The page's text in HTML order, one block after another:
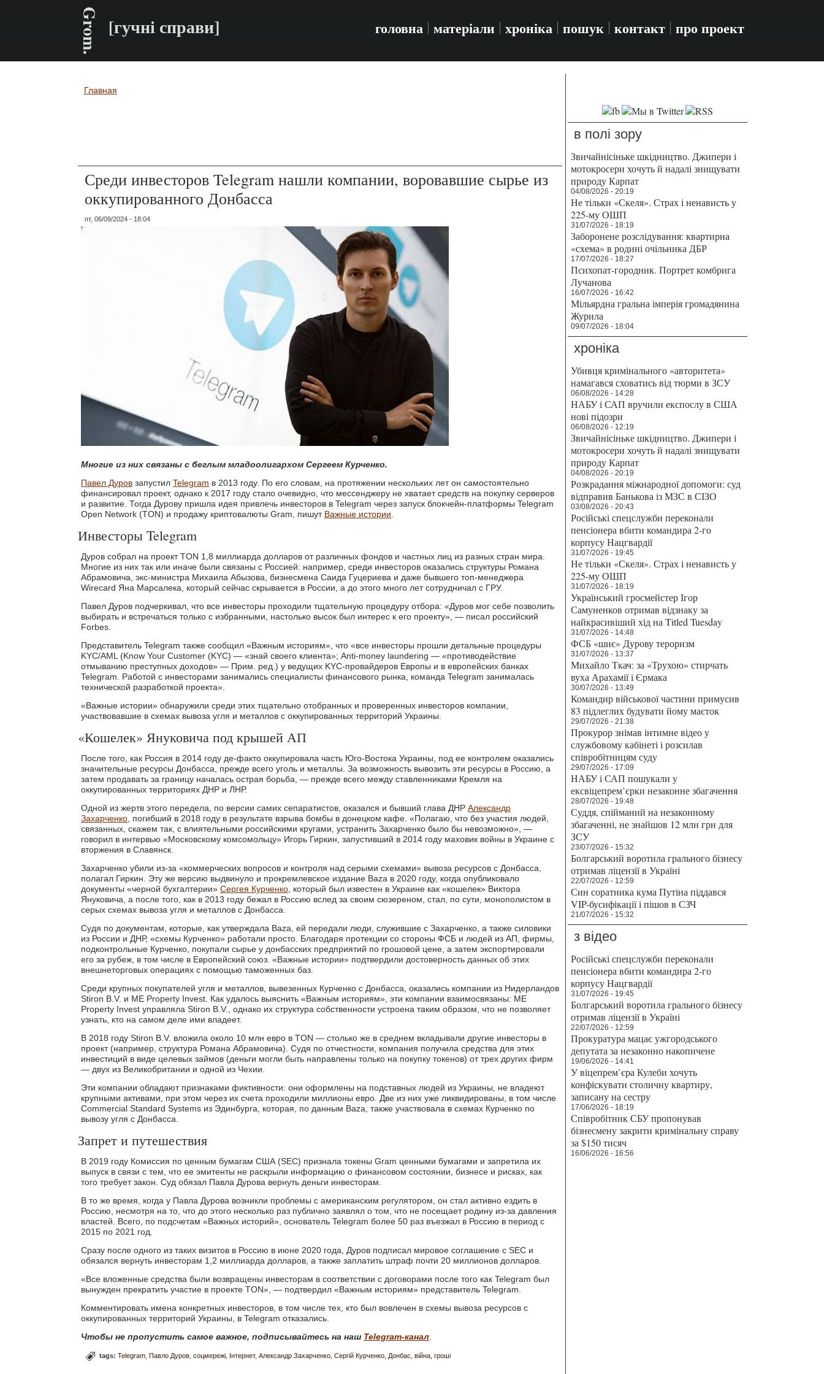
Grom. [гучні справи] головна матеріали хроніка пошук контакт про проект
Вы здесь
Главная
Среди инвесторов Telegram нашли компании, воровавшие сырье из
оккупированного Донбасса
пт, 06/09/2024 - 18:04
Многие из них связаны с беглым младоолигархом Сергеем Курченко.
Павел Дуров запустил Telegram в 2013 году. По его словам, на протяжении нескольких лет он самостоятельно
финансировал проект, однако к 2017 году стало очевидно, что мессенджеру не хватает средств на покупку серверов
и развитие. Тогда Дурову пришла идея привлечь инвесторов в Telegram через запуск блокчейн-платформы Telegram
Open Network (TON) и продажу криптовалюты Gram, пишут Важные истории
Инвесторы Telegram
Дуров собрал на проект TON 1,8 миллиарда долларов от различных фондов и частных лиц из разных стран мира.
Многие из них так или иначе были связаны с Россией: например, среди инвесторов оказались структуры Романа
Абрамовича, экс-министра Михаила Абызова, бизнесмена Саида Гуцериева и даже бывшего топ-менеджера
Wirecard Яна Марсалека, который сейчас скрывается в России, а до этого много лет сотрудничал с ГРУ.
Павел Дуров подчеркивал, что все инвесторы проходили тщательную процедуру отбора: «Дуров мог себе позволить
выбирать и встречаться только с избранными, настолько высок был интерес к его проекту», — писал российский
Forbes.
Представитель Telegram также сообщил «Важным историям», что «все инвесторы прошли детальные процедуры
KYC/AML (Know Your Customer (KYC) — «знай своего клиента»; Anti-money laundering — «противодействие
отмыванию преступных доходов» — Прим. ред.) у ведущих KYC-провайдеров Европы и в европейских банках
Telegram. Работой с инвесторами занимались специалисты финансового рынка, команда Telegram занималась
технической разработкой проекта».
«Важные истории» обнаружили среди этих тщательно отобранных и проверенных инвесторов компании,
участвовавшие в схемах вывоза угля и металлов с оккупированных территорий Украины.
«Кошелек» Януковича под крышей АП
После того, как Россия в 2014 году де-факто оккупировала часть Юго-Востока Украины, под ее контролем оказались
значительные ресурсы Донбасса, прежде всего уголь и металлы. За возможность вывозить эти ресурсы в Россию, а
затем продавать за границу началась острая борьба, — прежде всего между ставленниками Кремля на
оккупированных территориях ДНР и ЛНР.
Одной из жертв этого передела, по версии самих сепаратистов, оказался и бывший глава ДНР Александр
Захарченко , погибший в 2018 году в результате взрыва бомбы в донецком кафе. «Полагаю, что без участия людей,
связанных, скажем так, с влиятельными российскими кругами, устранить Захарченко было бы невозможно», —
говорил в интервью «Московскому комсомольцу» Игорь Гиркин, запустивший в 2014 году маховик войны в Украине с
вторжения в Славянск.
Захарченко убили из-за «коммерческих вопросов и контроля над серыми схемами» вывоза ресурсов с Донбасса,
полагал Гиркин. Эту же версию выдвинуло и прокремлевское издание Baza в 2020 году, когда опубликовало
документы «черной бухгалтерии» Сергея Курченко , который был известен в Украине как «кошелек» Виктора
Януковича, а после того, как в 2013 году бежал в Россию вслед за своим сюзереном, стал, по сути, монополистом в
серых схемах вывоза угля и металлов с Донбасса.
Судя по документам, которые, как утверждала Baza, ей передали люди, служившие с Захарченко, а также силовики
из России и ДНР, «схемы Курченко» работали просто. Благодаря протекции со стороны ФСБ и людей из АП, фирмы,
подконтрольные Курченко, покупали сырье у донбасских предприятий по грошовой цене, а затем экспортировали
его за рубеж, в том числе в Европейский союз. «Важные истории» подтвердили достоверность данных об этих
внешнеторговых операциях с помощью таможенных баз.
Среди крупных покупателей угля и металлов, вывезенных Курченко с Донбасса, оказались компании из Нидерландов
Stiron B.V. и ME Property Invest. Как удалось выяснить «Важным историям», эти компании взаимосвязаны: ME
Property Invest управляла Stiron B.V., однако их структура собственности устроена таким образом, что не позволяет
узнать, кто на самом деле ими владеет.
В 2018 году Stiron B.V. вложила около 10 млн евро в TON — столько же в среднем вкладывали другие инвесторы в
проект (например, структура Романа Абрамовича). Судя по отчестности, компания получила средства для этих
инвестиций в виде целевых займов (деньги могли быть направлены только на покупку токенов) от трех других фирм
— двух из Великобритании и одной из Чехии.
Эти компании обладают признаками фиктивности: они оформлены на подставных людей из Украины, не владеют
крупными активами, при этом через их счета проходили миллионы евро. Две из них уже ликвидированы, в том числе
Commercial Standard Systems из Эдинбурга, которая, по данным Baza, также участвовала в схемах Курченко по
вывозу угля с Донбасса.
Запрет и путешествия
В 2019 году Комиссия по ценным бумагам США (SEC) признала токены Gram ценными бумагами и запретила их
выпуск в связи с тем, что ее эмитенты не раскрыли информацию о финансовом состоянии, бизнесе и рисках, как
того требует закон. Суд обязал Павла Дурова вернуть деньги инвесторам.
В то же время, когда у Павла Дурова возникли проблемы с американским регулятором, он стал активно ездить в
Россию, несмотря на то, что до этого несколько раз публично заявлял о том, что не посещает родину из-за давления
властей. Всего, по подсчетам «Важных историй», основатель Telegram более 50 раз въезжал в Россию в период с
2015 по 2021 год.
Сразу после одного из таких визитов в Россию в июне 2020 года, Дуров подписал мировое соглашение с SEC и
обязался вернуть инвесторам 1,2 миллиарда долларов, а также заплатить штраф почти 20 миллионов долларов.
«Все вложенные средства были возвращены инвесторам в соответствии с договорами после того как Telegram был
вынужден прекратить участие в проекте TON», — подтвердил «Важным историям» представитель Telegram.
Комментировать имена конкретных инвесторов, в том числе тех, кто был вовлечен в схемы вывоза ресурсов с
оккупированных территорий Украины, в Telegram отказались.
Чтобы не пропустить самое важное, подписывайтесь на наш Telegram-канал
tags: Telegram Павло Дуров соцмережі Інтернет Александр Захарченко Сергій Курченко Донбас війна гроші
в полі зору
Звичайнісіньке шкідництво. Джипери і
мотокросери хочуть й надалі знищувати
природу Карпат
04/08/2026 - 20:19
Не тільки «Скеля». Страх і ненависть у
225-му ОШП
31/07/2026 - 18:19
Заборонене розслідування: квартирна
«схема» в родині очільника ДБР
17/07/2026 - 18:27
Психопат-городник. Портрет комбрига
Лучанова
16/07/2026 - 16:42
Мільярдна гральна імперія громадянина
Журила
09/07/2026 - 18:04
хроніка
Убивця кримінального «авторитета»
намагався сховатись від тюрми в ЗСУ
06/08/2026 - 14:28
НАБУ і САП вручили експослу в США
нові підозри
06/08/2026 - 12:19
Звичайнісіньке шкідництво. Джипери і
мотокросери хочуть й надалі знищувати
природу Карпат
04/08/2026 - 20:19
Розкрадання міжнародної допомоги: суд
відправив Банькова із МЗС в СІЗО
03/08/2026 - 20:43
Російські спецслужби переконали
пенсіонера вбити командира 2-го
корпусу Нацгвардії
31/07/2026 - 19:45
Не тільки «Скеля». Страх і ненависть у
225-му ОШП
31/07/2026 - 18:19
Український гросмейстер Ігор
Самуненков отримав відзнаку за
найкрасивіший хід на Titled Tuesday
31/07/2026 - 14:48
ФСБ «шиє» Дурову тероризм
31/07/2026 - 13:37
Михайло Ткач: за «Трухою» стирчать
вуха Арахамії і Єрмака
30/07/2026 - 13:49
Командир військової частини примусив
83 підлеглих будувати йому маєток
29/07/2026 - 21:38
Прокурор знімав інтимне відео у
службовому кабінеті і розсилав
співробітницям суду
29/07/2026 - 17:09
НАБУ і САП пошукали у
ексвіцепрем’єрки незаконне збагачення
28/07/2026 - 19:48
Суддя, спійманий на незаконному
збагаченні, не знайшов 12 млн грн для
ЗСУ
23/07/2026 - 15:32
Болгарський воротила грального бізнесу
отримав ліцензії в Україні
22/07/2026 - 12:59
Син соратника кума Путіна піддався
VIP-бусифікації і пішов в СЗЧ
21/07/2026 - 15:32
з відео
Російські спецслужби переконали
пенсіонера вбити командира 2-го
корпусу Нацгвардії
31/07/2026 - 19:45
Болгарський воротила грального бізнесу
отримав ліцензії в Україні
22/07/2026 - 12:59
Прокуратура мацає ужгородського
депутата за незаконно накопичене
19/06/2026 - 14:41
У віцепрем’єра Кулеби хочуть
конфіскувати столичну квартиру,
записану на сестру
17/06/2026 - 18:19
Співробітник СБУ пропонував
бізнесмену закрити кримінальну справу
за $150 тисяч
16/06/2026 - 16:56